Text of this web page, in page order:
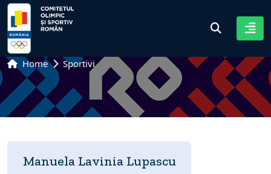
Home Sportivi
Manuela Lavinia Lupascu